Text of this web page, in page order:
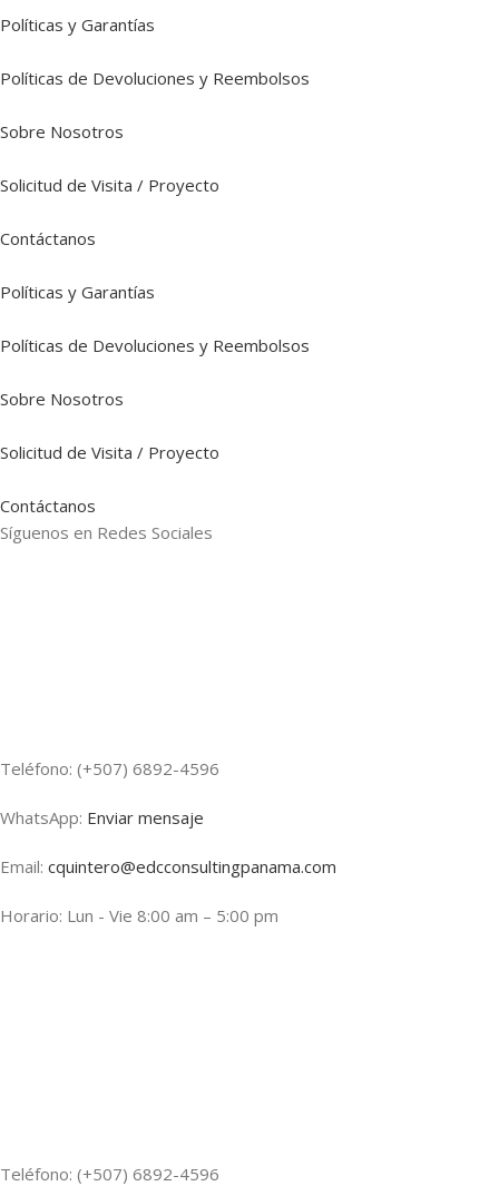
Políticas y Garantías
Políticas de Devoluciones y Reembolsos
Sobre Nosotros
Solicitud de Visita / Proyecto
Contáctanos
Políticas y Garantías
Políticas de Devoluciones y Reembolsos
Sobre Nosotros
Solicitud de Visita / Proyecto
Contáctanos
Síguenos en Redes Sociales
Teléfono: (+507) 6892-4596
WhatsApp: Enviar mensaje
Email: cquintero@edcconsultingpanama.com
Horario: Lun - Vie 8:00 am – 5:00 pm
Teléfono: (+507) 6892-4596